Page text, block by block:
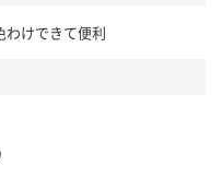
わけできて便利